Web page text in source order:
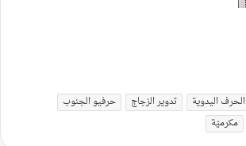
الحرف اليدوية تدوير الزجاج
حرفيو الجنوب
مكرميّة